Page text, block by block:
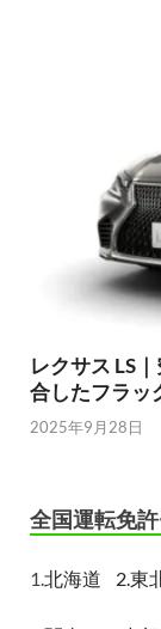
レクサス LS
合したフラッ
2025年9月28日
全国運転免
1. 北海道 2.東